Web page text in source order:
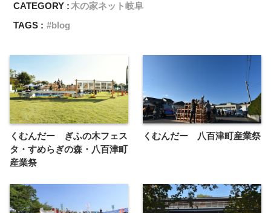
CATEGORY :木の家ネット岐阜
TAGS :
blog
くむんだー ぎふの木フェス
タ・すめらぎの森・八百津町
産業祭
くむんだー 八百津町産業祭